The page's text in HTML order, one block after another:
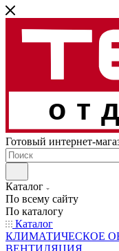
Готовый интернет-
Каталог
По всему сайту
По каталогу
Каталог
КЛИМАТИЧЕСКОЕ
ВЕНТИЛЯЦИЯ